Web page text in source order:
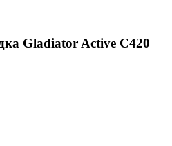
Gladiator Active С420